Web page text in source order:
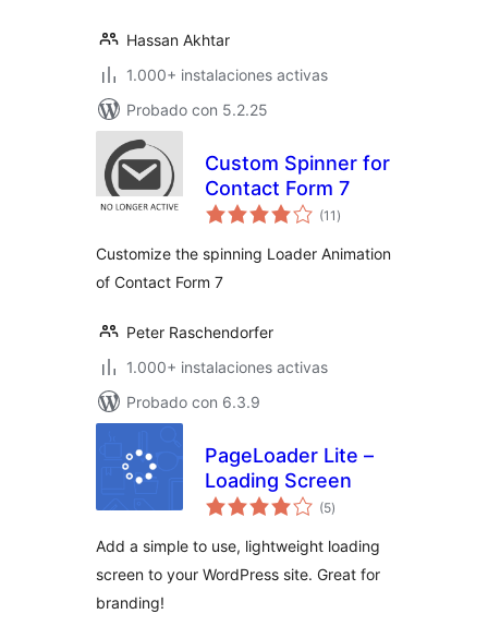
Hassan Akhtar
1.000+ instalaciones activas
Probado con 5.2.25
Custom Spinner for
Contact Form 7
(11 total
de
)
Customize the spinning Loader Animation
of Contact Form 7
Peter Raschendorfer
1.000+ instalaciones activas
Probado con 6.3.9
PageLoader Lite –
Loading Screen
(5total
de
)
Add a simple to use, lightweight loading
screen to your WordPress site. Great for
branding!